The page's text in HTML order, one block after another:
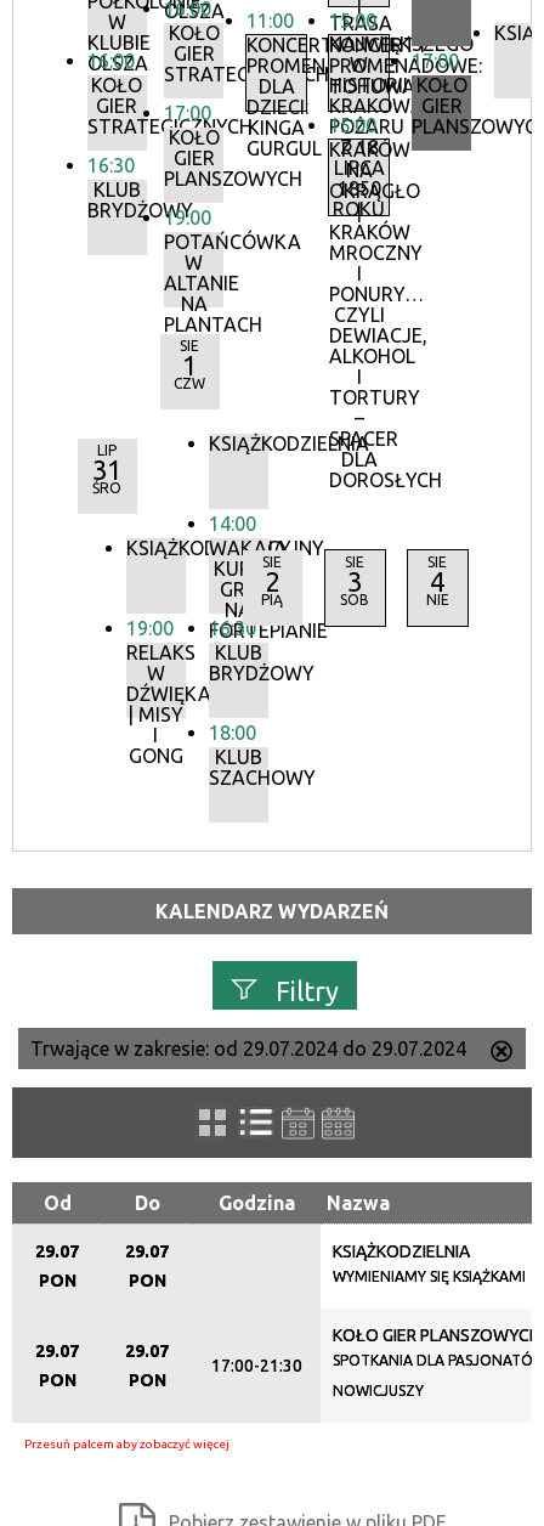
W
KLUBIE
OLSZA
16:00
KOŁO
GIER
STRATEGICZNYCH
16:30
KLUB
BRYDŻOWY
OLSZA
16:00
KOŁO
GIER
STRATEGICZNYCH
17:00
KOŁO
GIER
PLANSZOWYCH
19:00
POTAŃCÓWKA
W
ALTANIE
NA
PLANTACH
11:00
KONCERTY
PROMENADOWE
DLA
DZIECI:
KINGA
GURGUL
TRASA
NAJWIĘKSZEGO
W
HISTORII
KRAKOWA
POŻARU
Z 18
LIPCA
1850
ROKU
15:00
KONCERTY
PROMENADOWE:
TOHUWABOHU
15:00
KRAKÓW
NA
OKRĄGŁO
|
KRAKÓW
MROCZNY
I
PONURY…
CZYLI
DEWIACJE,
ALKOHOL
I
TORTURY
–
SPACER
DLA
DOROSŁYCH
17:00
KOŁO
GIER
LIP
31
ŚRO
KSIĄŻKODZIELNIA
19:00
RELAKS
W
DŹWIĘKACH
| MISY
I
GONG
SIE
1
CZW
KSIĄŻKODZIELNIA
14:00
WAKACYJNY
KURS
GRY
NA
FORTEPIANIE
16:30
KLUB
BRYDŻOWY
18:00
KLUB
SZACHOWY
SIE
2
PIĄ
SIE
3
SOB
SIE
4
NIE
KALENDARZ WYDARZEŃ
Filtry
Szukana fraza
Kategoria
Trwające w zakresie
Miejsce
Organizator
Trwające w zakresie: od 29.07.2024 do 29.07.2024
ten
Od Do Godzina Nazwa
29.07
PON
29.07
PON
KSIĄŻKODZIELNIA
WYMIENIAMY SIĘ KSIĄŻKAMI
29.07
PON
29.07
PON
17:00-21:30
KOŁO GIER PLANSZOWYCH
SPOTKANIA DLA
NOWICJUSZY